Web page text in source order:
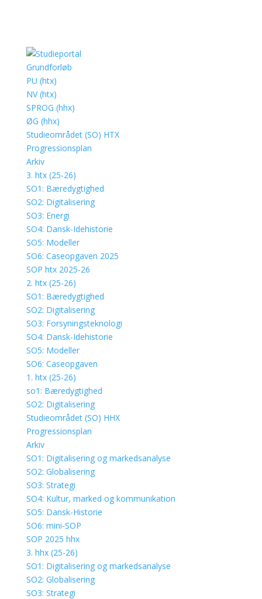
Grundforløb
PU (htx)
NV (htx)
SPROG (hhx)
ØG (hhx)
Studieområdet (SO) HTX
Progressionsplan
Arkiv
3. htx (25-26)
SO1: Bæredygtighed
SO2: Digitalisering
SO3: Energi
SO4: Dansk-Idehistorie
SO5: Modeller
SO6: Caseopgaven 2025
SOP htx 2025-26
2. htx (25-26)
SO1: Bæredygtighed
SO2: Digitalisering
SO3: Forsyningsteknologi
SO4: Dansk-Idehistorie
SO5: Modeller
SO6: Caseopgaven
1. htx (25-26)
so1: Bæredygtighed
SO2: Digitalisering
Studieområdet (SO) HHX
Progressionsplan
Arkiv
SO1: Digitalisering og markedsanalyse
SO2: Globalisering
SO3: Strategi
SO4: Kultur, marked og kommunikation
SO5: Dansk-Historie
SO6: mini-SOP
SOP 2025 hhx
3. hhx (25-26)
SO1: Digitalisering og markedsanalyse
SO2: Globalisering
SO3: Strategi